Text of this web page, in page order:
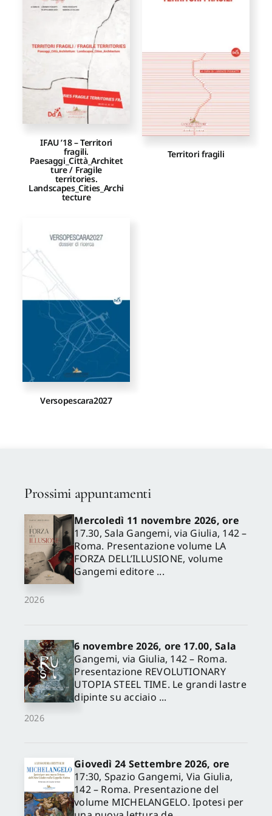
Proposte di pubblicazione
Gangemi Editore
Newsletter
IFAU ’18 – Territori
fragili.
Paesaggi_Città_Architet
ture / Fragile
territories.
Landscapes_Cities_Archi
tecture
Territori fragili
Versopescara2027
Prossimi appuntamenti
2026
Mercoledì 11 novembre 2026, ore
17.30, Sala Gangemi, via Giulia, 142 –
Roma. Presentazione volume LA
FORZA DELL’ILLUSIONE, volume
Gangemi editore ...
2026
6 novembre 2026, ore 17.00, Sala
Gangemi, via Giulia, 142 – Roma.
Presentazione REVOLUTIONARY
UTOPIA STEEL TIME. Le grandi lastre
dipinte su acciaio ...
Giovedì 24 Settembre 2026, ore
17:30, Spazio Gangemi, Via Giulia,
142 – Roma. Presentazione del
volume MICHELANGELO. Ipotesi per